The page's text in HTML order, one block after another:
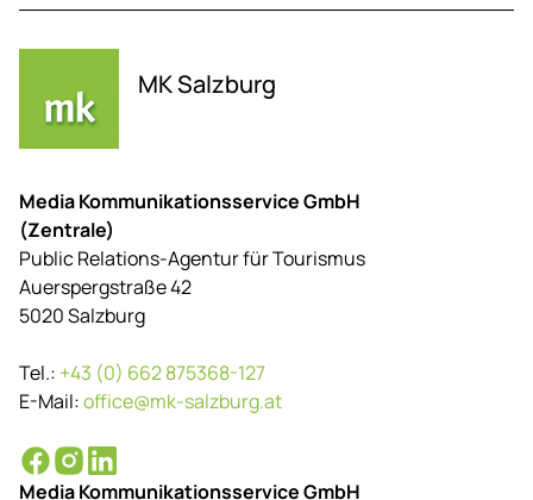
MK Salzburg
Media Kommunikationsservice GmbH
(Zentrale)
Public Relations-Agentur für Tourismus
Auerspergstraße 42
5020 Salzburg
Tel.: +43 (0) 662 875368-127
E-Mail:office@mk-salzburg.at
Media Kommunikationsservice GmbH